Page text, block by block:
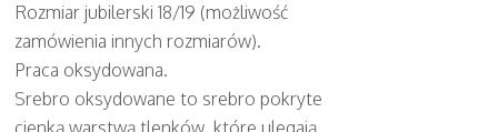
Rozmiar jubilerski 18/19 (możliwość
zamówienia innych rozmiarów).
Praca oksydowana.
Srebro oksydowane to srebro pokryte
cienką warstwą tlenków, które ulegają